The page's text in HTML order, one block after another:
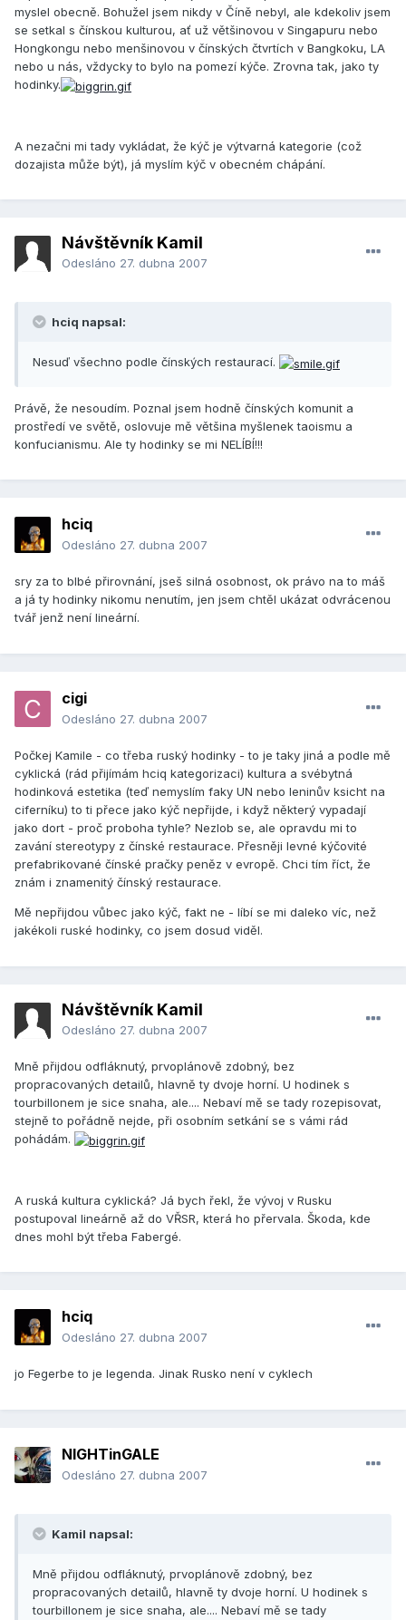
myslel obecně. Bohužel jsem nikdy v Číně nebyl, ale kdekoliv jsem
se setkal s čínskou kulturou, ať už většinovou v Singapuru nebo
Hongkongu nebo menšinovou v čínských čtvrtích v Bangkoku, LA
nebo u nás, vždycky to bylo na pomezí kýče. Zrovna tak, jako ty
hodinky.
A nezačni mi tady vykládat, že kýč je výtvarná kategorie (což
dozajista může být), já myslím kýč v obecném chápání.
Návštěvník Kamil
Odesláno 27. dubna 2007
hciq napsal:
Nesuď všechno podle čínských restaurací.
Právě, že nesoudím. Poznal jsem hodně čínských komunit a
prostředí ve světě, oslovuje mě většina myšlenek taoismu a
konfucianismu. Ale ty hodinky se mi NELÍBÍ!!!
hciq
Odesláno 27. dubna 2007
sry za to blbé přirovnání, jseš silná osobnost, ok právo na to máš
a já ty hodinky nikomu nenutím, jen jsem chtěl ukázat odvrácenou
tvář jenž není lineární.
cigi
Odesláno 27. dubna 2007
Počkej Kamile - co třeba ruský hodinky - to je taky jiná a podle mě
cyklická (rád přijímám hciq kategorizaci) kultura a svébytná
hodinková estetika (teď nemyslím faky UN nebo leninův ksicht na
ciferníku) to ti přece jako kýč nepřijde, i když některý vypadají
jako dort - proč proboha tyhle? Nezlob se, ale opravdu mi to
zavání stereotypy z čínské restaurace. Přesněji levné kýčovité
prefabrikované čínské pračky peněz v evropě. Chci tím říct, že
znám i znamenitý čínský restaurace.
Mě nepřijdou vůbec jako kýč, fakt ne - líbí se mi daleko víc, než
jakékoli ruské hodinky, co jsem dosud viděl.
Návštěvník Kamil
Odesláno 27. dubna 2007
Mně přijdou odfláknutý, prvoplánově zdobný, bez
propracovaných detailů, hlavně ty dvoje horní. U hodinek s
tourbillonem je sice snaha, ale.... Nebaví mě se tady rozepisovat,
stejně to pořádně nejde, při osobním setkání se s vámi rád
pohádám.
A ruská kultura cyklická? Já bych řekl, že vývoj v Rusku
postupoval lineárně až do VŘSR, která ho přervala. Škoda, kde
dnes mohl být třeba Fabergé.
hciq
Odesláno 27. dubna 2007
jo Fegerbe to je legenda. Jinak Rusko není v cyklech
NIGHTinGALE
Odesláno 27. dubna 2007
Kamil napsal:
Mně přijdou odfláknutý, prvoplánově zdobný, bez
propracovaných detailů, hlavně ty dvoje horní. U hodinek s
tourbillonem je sice snaha, ale.... Nebaví mě se tady